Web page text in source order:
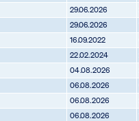
29.06.2026
29.06.2026
16.09.2022
22.02.2024
04.08.2026
06.08.2026
06.08.2026
06.08.2026